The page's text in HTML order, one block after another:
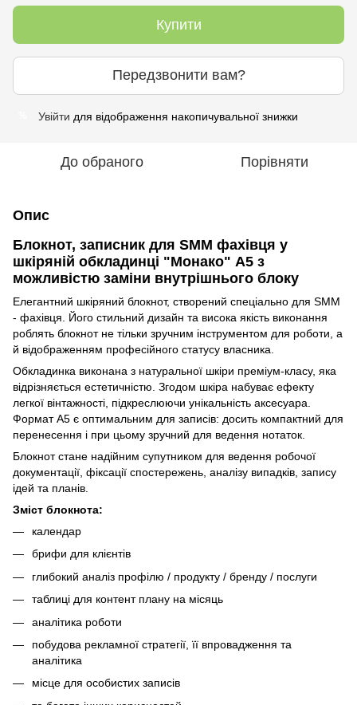
Купити
Передзвонити вам?
Увійти для відображення накопичувальної знижки
До обраного Порівняти
Опис
Блокнот, записник для SMM фахівця у
шкіряній обкладинці "Монако" А5 з
можливістю заміни внутрішнього блоку
Елегантний шкіряний блокнот, створений спеціально для SMM
- фахівця. Його стильний дизайн та висока якість виконання
роблять блокнот не тільки зручним інструментом для роботи, а
й відображенням професійного статусу власника.
Обкладинка виконана з натуральної шкіри преміум-класу, яка
відрізняється естетичністю. Згодом шкіра набуває ефекту
легкої вінтажності, підкреслюючи унікальність аксесуара.
Формат А5 є оптимальним для записів: досить компактний для
перенесення і при цьому зручний для ведення нотаток.
Блокнот стане надійним супутником для ведення робочої
документації, фіксації спостережень, аналізу випадків, запису
ідей та планів.
Зміст блокнота:
календар
брифи для клієнтів
глибокий аналіз профілю / продукту / бренду / послуги
таблиці для контент плану на місяць
аналітика роботи
побудова рекламної стратегії, її впровадження та
аналітика
місце для особистих записів